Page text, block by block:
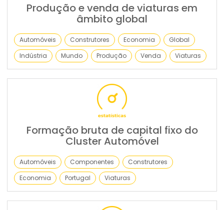
Produção e venda de viaturas em
âmbito global
Automóveis Construtores Economia
Global
Indústria
Mundo Produção Venda Viaturas
Formação bruta de capital fixo do
Cluster Automóvel
Automóveis Componentes
Construtores
Economia
Portugal Viaturas